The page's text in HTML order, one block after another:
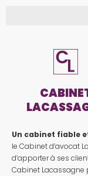
Un cabinet fiable
le Cabinet d’avocat
d’apporter à ses
Cabinet